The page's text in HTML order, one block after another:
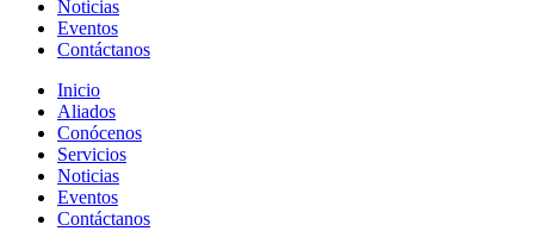
Noticias
Eventos
Contáctanos
Inicio
Aliados
Conócenos
Servicios
Noticias
Eventos
Contáctanos